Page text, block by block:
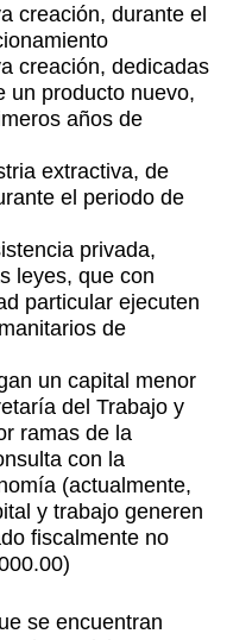
creación, durante el
creación, dedicadas
un producto nuevo,
años de
extractiva, de
el periodo de
privada,
leyes, que con
particular ejecuten
de
un capital menor
del Trabajo y
ramas de la
con la
(actualmente,
y trabajo generen
fiscalmente no
se encuentran